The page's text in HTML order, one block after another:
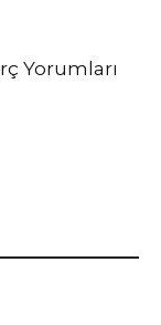
Yorumları